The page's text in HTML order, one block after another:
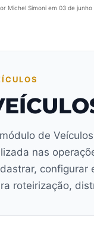
Michel Simoni em 03 de junho
de
nas
configurar
roteirização,